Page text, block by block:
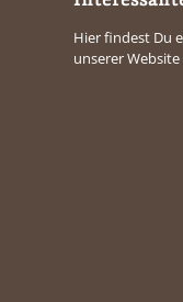
Hier findest Du
unserer Website